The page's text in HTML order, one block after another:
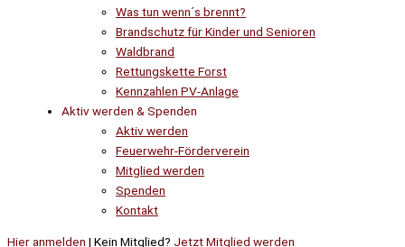
Was tun wenn´s brennt?
Brandschutz für Kinder und Senioren
Waldbrand
Rettungskette Forst
Kennzahlen PV-Anlage
Aktiv werden & Spenden
Aktiv werden
Feuerwehr-Förderverein
Mitglied werden
Spenden
Kontakt
Hier anmelden | Kein Mitglied? Jetzt Mitglied werden